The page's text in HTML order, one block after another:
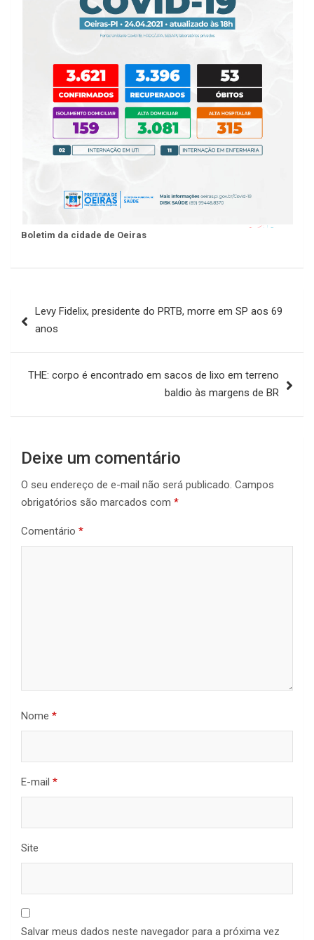
Boletim da cidade de Oeiras
de
Levy Fidelix, presidente do PRTB, morre em SP aos 69
anos
THE: corpo é encontrado em sacos de lixo em terreno
baldio às margens de BR
Deixe um comentário
O seu endereço de e-mail não será publicado. Campos
obrigatórios são marcados com *
Comentário *
Nome *
E-mail *
Site
Salvar meus dados neste navegador para a próxima vez